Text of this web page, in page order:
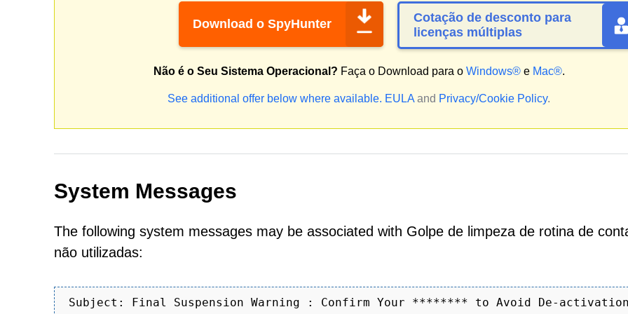
Download o SpyHunter
Cotação de desconto para
licenças múltiplas
Não é o Seu Sistema Operacional? Faça o Download para o Windows®e Mac®.
See additional offer below where available. EULA and Privacy/Cookie Policy.
System Messages
The following system messages may be associated with Golpe de limpeza de rotina de
não utilizadas:
Subject: Final Suspension Warning : Confirm Your ******** to Avoid De-